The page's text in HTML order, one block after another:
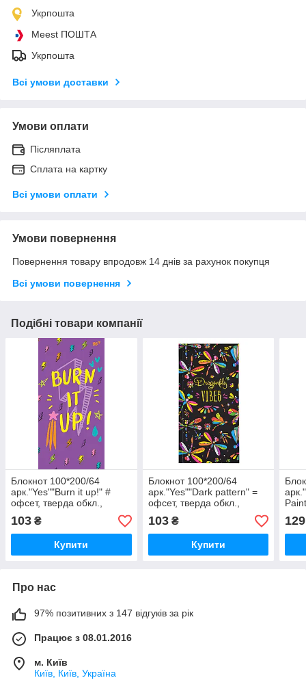
Укрпошта
Meest ПОШТА
Укрпошта
Всі умови доставки
Умови оплати
Післяплата
Сплата на картку
Всі умови оплати
Умови повернення
Повернення товару впродовж 14 днів за рахунок покупця
Всі умови повернення
Подібні товари компанії
Блокнот 100*200/64
арк."Yes""Burn it up!" #
офсет, тверда обкл.,
151524, шт
103 ₴
Купити
Блокнот 100*200/64
арк."Yes""Dark pattern" =
офсет, тверда обкл.,
151526, шт
103₴
Купити
129
Про нас
97% позитивних з 147 відгуків за рік
Працює з 08.01.2016
м. Київ
Київ, Київ, Україна